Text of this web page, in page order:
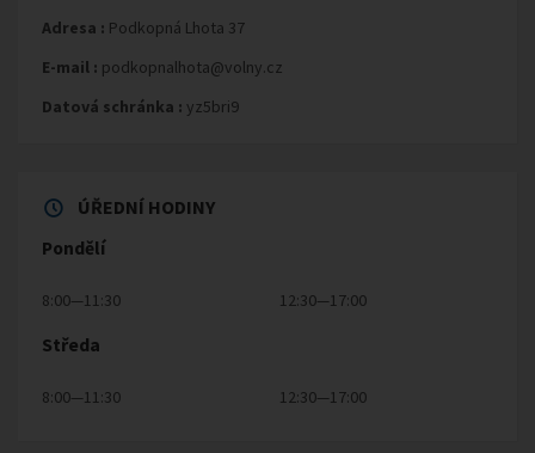
Adresa : Podkopná Lhota 37
E-mail : podkopnalhota@volny.cz
Datová schránka : yz5bri9
ÚŘEDNÍ HODINY
Pondělí
8:00—11:30 12:30—17:00
Středa
8:00—11:30 12:30—17:00